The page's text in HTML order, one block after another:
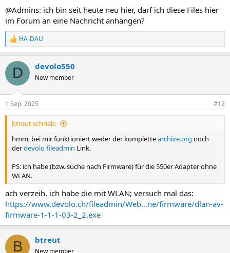
@Admins: ich bin seit heute neu hier, darf ich diese Files hier
im Forum an eine Nachricht anhängen?
R
e
k
i
e
n
HA-DAU
D devolo550
New member
1 Sep. 2025 #12
btreut schrieb:
hmm, bei mir funktioniert weder der komplettearchive.org noch
derdevolo fileadmin Link.
PS: ich habe (bzw. suche nach Firmware) für die 550er Adapter ohne
WLAN.
ach verzeih, ich habe die mit WLAN; versuch mal das:
https://www.devolo.ch/fileadmin/Web...ne/firmware/dlan-av-
firmware-1-1-1-03-2_2.exe
B btreut
New member